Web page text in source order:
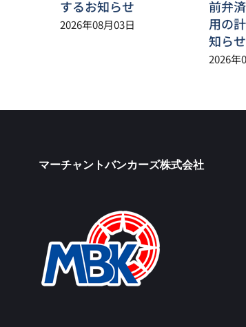
するお知らせ
2026年08月03日
前弁
用の
知らせ
2026年
マーチャントバンカーズ株式会社